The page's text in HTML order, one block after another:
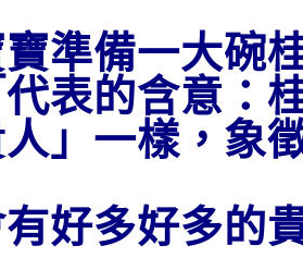
準備一大碗
表的含意：
」一樣，象
好多好多的